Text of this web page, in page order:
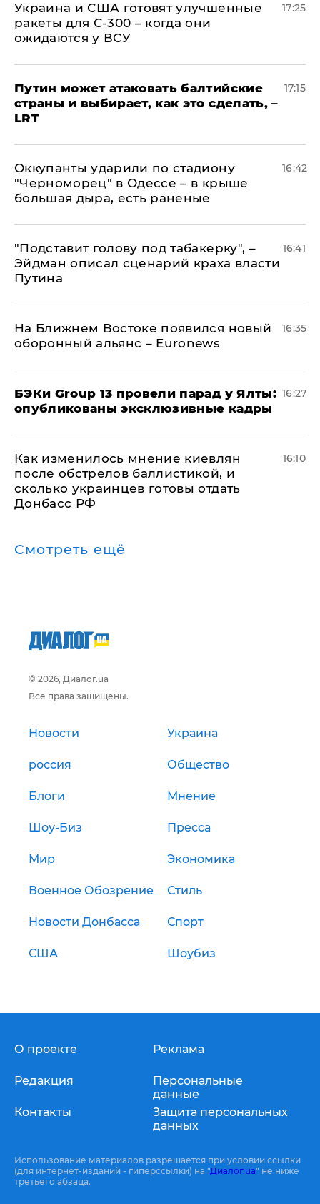
Украина и США готовят улучшенные
ракеты для С-300 – когда они
ожидаются у ВСУ
17:25
Путин может атаковать балтийские
страны и выбирает, как это сделать, –
LRT
17:15
Оккупанты ударили по стадиону
"Черноморец" в Одессе – в крыше
большая дыра, есть раненые
16:42
​"Подставит голову под табакерку", –
Эйдман описал сценарий краха власти
Путина
16:41
На Ближнем Востоке появился новый
оборонный альянс – Euronews
16:35
​БЭКи Group 13 провели парад у Ялты:
опубликованы эксклюзивные кадры
16:27
Как изменилось мнение киевлян
после обстрелов баллистикой, и
сколько украинцев готовы отдать
Донбасс РФ
16:10
Смотреть ещё
© 2026, Диалог.ua
Все права защищены.
Новости Украина
россия Общество
Блоги Мнение
Шоу-Биз Пресса
Мир Экономика
Военное Обозрение Стиль
Новости Донбасса Спорт
США Шоубиз
О проекте
Редакция
Контакты
Реклама
Персональные
данные
Защита персональных
данных
Использование материалов разрешается при условии ссылки
(для интернет-изданий - гиперссылки) на "Диалог.ua" не ниже
третьего абзаца.